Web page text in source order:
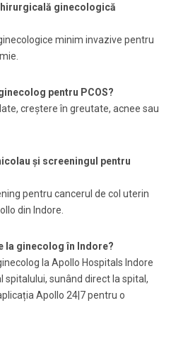
ginecologică
minim invazive pentru
pentru PCOS?
creștere în greutate, acnee sau
și screeningul pentru
pentru cancerul de col uterin
din Indore.
la ginecolog în Indore?
la Apollo Hospitals Indore
sunând direct la spital,
Apollo 24|7 pentru o